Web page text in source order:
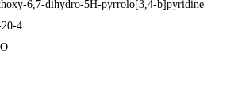
6,7-dihydro-5H-pyrrolo[3,4-b]pyridine
4